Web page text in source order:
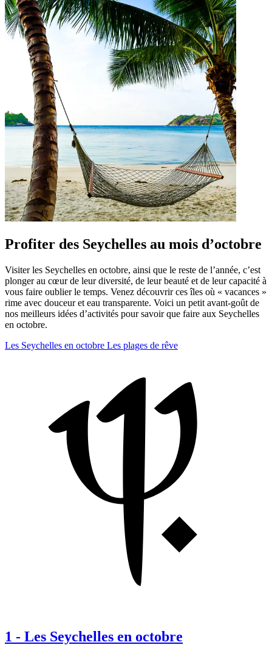
Profiter des Seychelles au mois d’octobre
Visiter les Seychelles en octobre, ainsi que le reste de l’année, c’est
plonger au cœur de leur diversité, de leur beauté et de leur capacité à
vous faire oublier le temps. Venez découvrir ces îles où « vacances »
rime avec douceur et eau transparente. Voici un petit avant-goût de
nos meilleurs idées d’activités pour savoir que faire aux Seychelles
en octobre.
Les Seychelles en octobre Les plages de rêve
1 - Les Seychelles en octobre